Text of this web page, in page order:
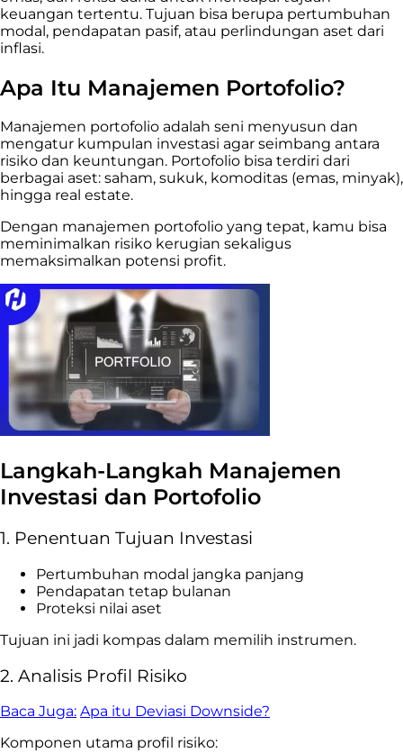
keuangan tertentu. Tujuan bisa berupa pertumbuhan
modal, pendapatan pasif, atau perlindungan aset dari
inflasi.
Apa Itu Manajemen Portofolio?
Manajemen portofolio adalah seni menyusun dan
mengatur kumpulan investasi agar seimbang antara
risiko dan keuntungan. Portofolio bisa terdiri dari
berbagai aset: saham, sukuk, komoditas (emas, minyak),
hingga real estate.
Dengan manajemen portofolio yang tepat, kamu bisa
meminimalkan risiko kerugian sekaligus
memaksimalkan potensi profit.
Langkah-Langkah Manajemen
Investasi dan Portofolio
1. Penentuan Tujuan Investasi
Pertumbuhan modal jangka panjang
Pendapatan tetap bulanan
Proteksi nilai aset
Tujuan ini jadi kompas dalam memilih instrumen.
2. Analisis Profil Risiko
Baca Juga: Apa itu Deviasi Downside?
Komponen utama profil risiko: